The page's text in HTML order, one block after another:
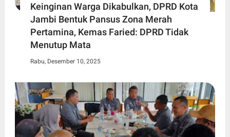
Keinginan Warga Dikabulkan, DPRD Kota
Jambi Bentuk Pansus Zona Merah
Pertamina, Kemas Faried: DPRD Tidak
Menutup Mata
Rabu, Desember 10, 2025